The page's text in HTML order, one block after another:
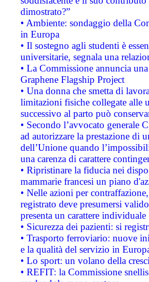
dimostrato?”
• Ambiente: sondaggio della
in Europa
• Il sostegno agli studenti è
universitarie, segnala una
• La Commissione annuncia
Graphene Flagship Project
• Una donna che smetta di
limitazioni fisiche collegate alle
successivo al parto può
• Secondo l’avvocato
ad autorizzare la prestazione di
dell’Unione quando
una carenza di carattere
• Ripristinare la fiducia nei
mammarie francesi un piano
• Nelle azioni per
registrato deve presumersi
presenta un carattere individuale
• Sicurezza dei pazienti: si
• Trasporto ferroviario: nuove
e la qualità del servizio in
• Lo sport: un volano della
• REFIT: la Commissione